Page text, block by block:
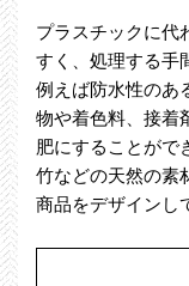
プラスチックに代
すく、処理する手
例えば防水性のあ
物や着色料、接着
肥にすることがで
竹などの天然の素
商品をデザインし